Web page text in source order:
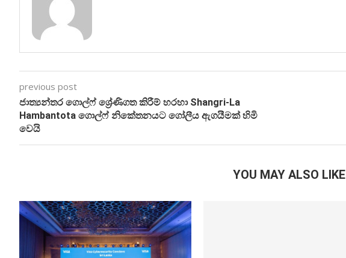
previous post
ජාත්‍යන්තර ගොල්ෆ් ශ්‍රේණිගත කිරීම් හරහා Shangri-La
Hambantota ගොල්ෆ් නිකේතනයට ගෝලීය ඇගයීමක් හිමි
වෙයි
YOU MAY ALSO LIKE